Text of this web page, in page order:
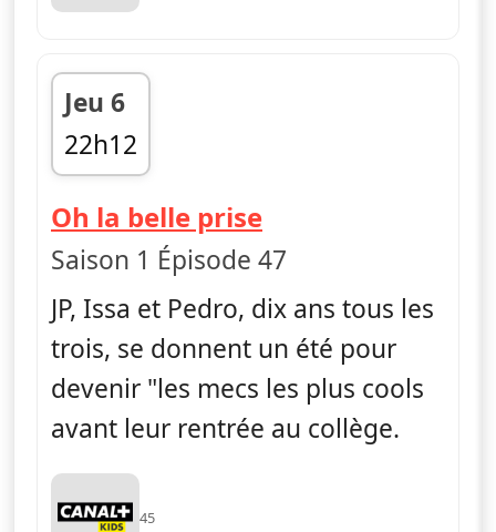
Jeu 6
22h12
fin 22h23
Oh la belle prise— La vie en slip
Saison 1 Épisode 47
JP, Issa et Pedro, dix ans tous les
trois, se donnent un été pour
devenir "les mecs les plus cools
avant leur rentrée au collège.
45